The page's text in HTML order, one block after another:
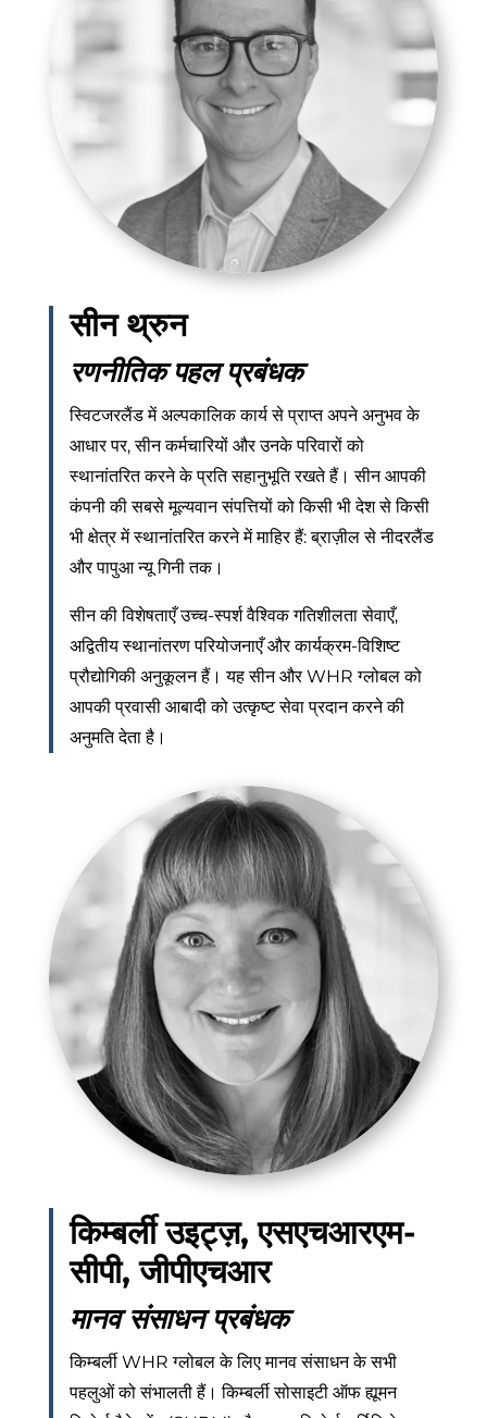
सीन थ्रुन
रणनीतिक पहल प्रबंधक
स्विटजरलैंड में अल्पकालिक कार्य से प्राप्त अपने अनुभव के
आधार पर, सीन कर्मचारियों और उनके परिवारों को
स्थानांतरित करने के प्रति सहानुभूति रखते हैं। सीन आपकी
कंपनी की सबसे मूल्यवान संपत्तियों को किसी भी देश से किसी
भी क्षेत्र में स्थानांतरित करने में माहिर हैं: ब्राज़ील से नीदरलैंड
और पापुआ न्यू गिनी तक।
सीन की विशेषताएँ उच्च-स्पर्श वैश्विक गतिशीलता सेवाएँ,
अद्वितीय स्थानांतरण परियोजनाएँ और कार्यक्रम-विशिष्ट
प्रौद्योगिकी अनुकूलन हैं। यह सीन और WHR ग्लोबल को
आपकी प्रवासी आबादी को उत्कृष्ट सेवा प्रदान करने की
अनुमति देता है।
किम्बर्ली उइट्ज़, एसएचआरएम-
सीपी, जीपीएचआर
मानव संसाधन प्रबंधक
किम्बर्ली WHR ग्लोबल के लिए मानव संसाधन के सभी
पहलुओं को संभालती हैं। किम्बर्ली सोसाइटी ऑफ ह्यूमन